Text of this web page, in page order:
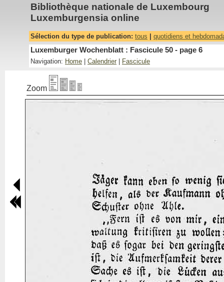
Bibliothèque nationale de Luxembourg
Luxemburgensia online
Sélection du type de publication: tous quotidiens et
Luxemburger Wochenblatt : Fascicule 50 - page 6
Navigation: Home Calendrier Fascicule
Zoom